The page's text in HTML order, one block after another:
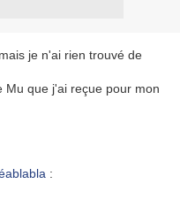
je n'ai rien trouvé de
Mu que j'ai reçue pour mon
: